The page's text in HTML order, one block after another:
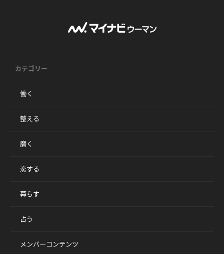
カテゴリー
働く
整える
磨く
恋する
暮らす
占う
メンバーコンテンツ